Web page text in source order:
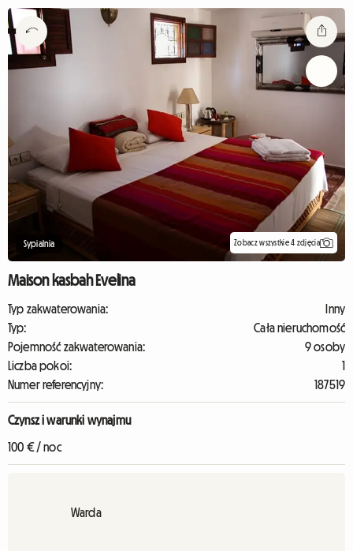
Sypialnia Zobacz wszystkie 4 zdjęcia
Maison kasbah Evelina
Typ zakwaterowania:
Inny
Typ:
Cała nieruchomość
Pojemność zakwaterowania:
9 osoby
Liczba pokoi:
1
Numer referencyjny:
187519
Czynsz i warunki wynajmu
100 € / noc
Warda